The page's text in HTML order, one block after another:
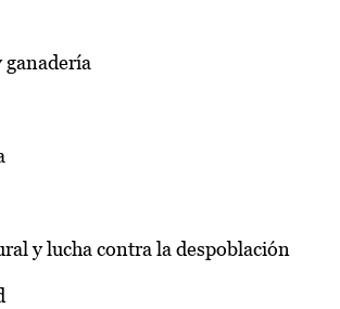
y lucha contra la despoblación